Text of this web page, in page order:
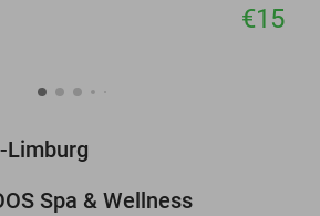
€15
Limburg
Spa & Wellness